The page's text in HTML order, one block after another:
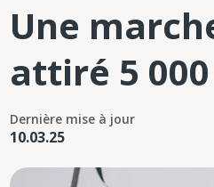
Une
attiré 5
Dernière mise à jour
10.03.25